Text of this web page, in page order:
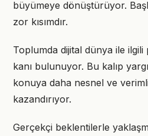
büyümeye dönüştürüyor.
zor kısımdır.
Toplumda dijital dünya ile
kanı bulunuyor. Bu kalıp
konuya daha nesnel ve verimli
kazandırıyor.
Gerçekçi beklentilerle